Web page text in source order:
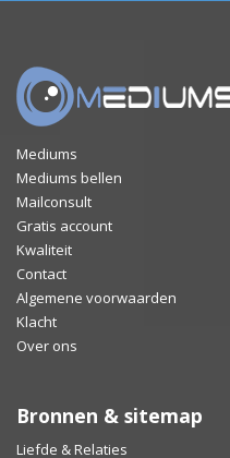
Mediums
Mediums bellen
Mailconsult
Gratis account
Kwaliteit
Contact
Algemene voorwaarden
Klacht
Over ons
Bronnen & sitemap
Liefde & Relaties